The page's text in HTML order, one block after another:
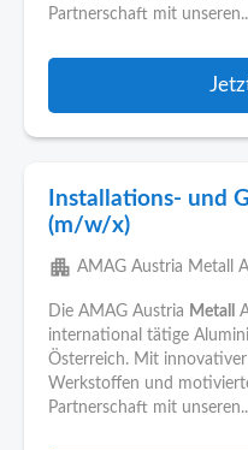
Partnerschaft mit
Installations- und
(m/w/x)
apartment AMAG Austria Metall
Die AMAG Austria Metall
international tätige
Österreich. Mit
Werkstoffen und
Partnerschaft mit